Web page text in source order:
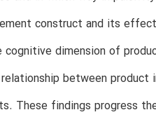
construct and its
dimension of
between
These findings progress